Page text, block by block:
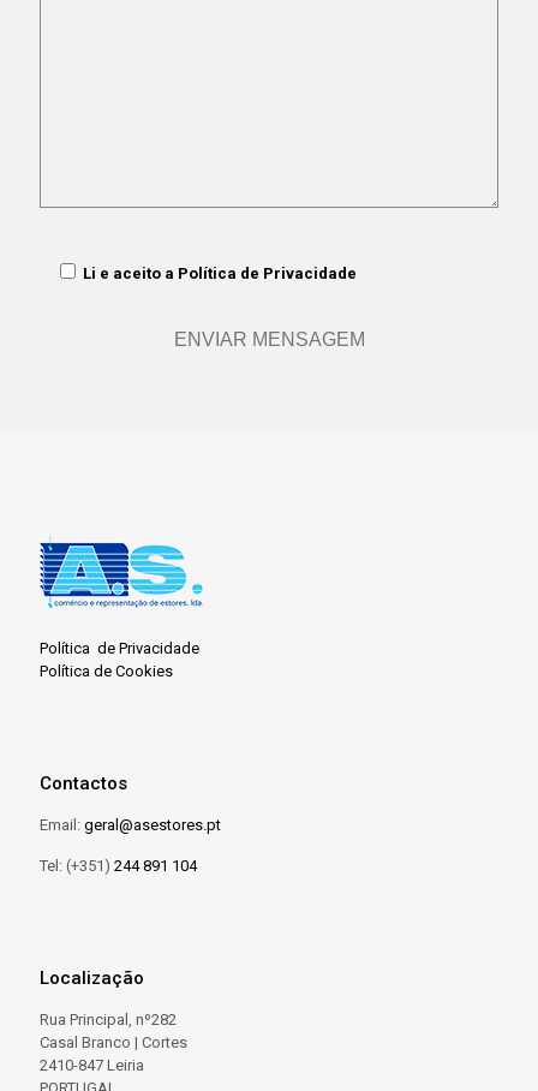
Li e aceito a Política de Privacidade
Política de Privacidade
Política de Cookies
Contactos
Email: geral@asestores.pt
Tel: (+351) 244 891 104
Localização
Rua Principal, nº282
Casal Branco | Cortes
2410-847 Leiria